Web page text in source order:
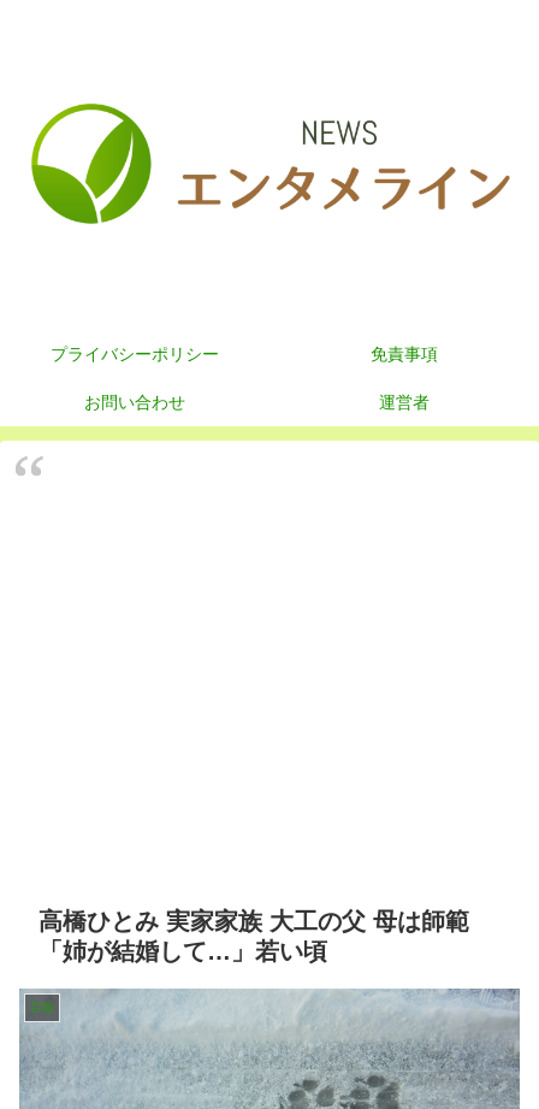
プライバシーポリシー 免責事項
お問い合わせ 運営者
高橋ひとみ 実家家族 大工の父 母は師範
「姉が結婚して…」若い頃
芸能